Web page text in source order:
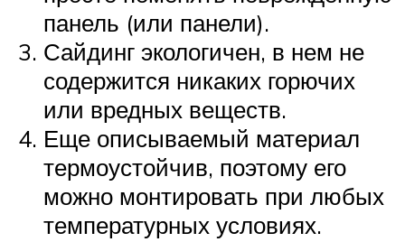
панель (или панели).
Сайдинг экологичен, в нем не
содержится никаких горючих
или вредных веществ.
Еще описываемый материал
термоустойчив, поэтому его
можно монтировать при любых
температурных условиях.